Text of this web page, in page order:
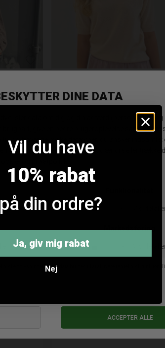
DKK 899,95
BTF-CPH Jakke 400040
DKK 1.699,95
Vil du have
10% rabat
på din ordre?
Ja, giv mig rabat
Nej